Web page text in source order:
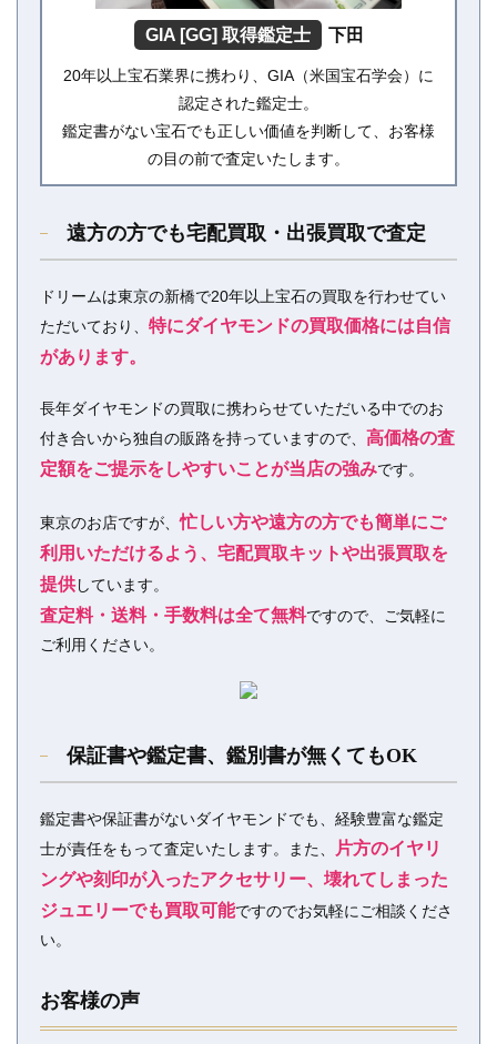
GIA [GG] 取得鑑定士 下田
20年以上宝石業界に携わり、GIA（米国宝石学会）に
認定された鑑定士。
鑑定書がない宝石でも正しい価値を判断して、お客様
の目の前で査定いたします。
遠方の方でも宅配買取・出張買取で査定
ドリームは東京の新橋で20年以上宝石の買取を行わせてい
ただいており、 特にダイヤモンドの買取価格には自信
があります。
長年ダイヤモンドの買取に携わらせていただいる中でのお
付き合いから独自の販路を持っていますので、 高価格の査
定額をご提示をしやすいことが当店の強みです。
東京のお店ですが、忙しい方や遠方の方でも簡単にご
利用いただけるよう、宅配買取キットや出張買取を
提供しています。
査定料・送料・手数料は全て無料ですので、ご気軽に
ご利用ください。
保証書や鑑定書、鑑別書が無くてもOK
鑑定書や保証書がないダイヤモンドでも、経験豊富な鑑定
士が責任をもって査定いたします。また、
片方のイヤリ
ングや刻印が入ったアクセサリー、壊れてしまった
ジュエリーでも買取可能ですのでお気軽にご相談くださ
い。
お客様の声